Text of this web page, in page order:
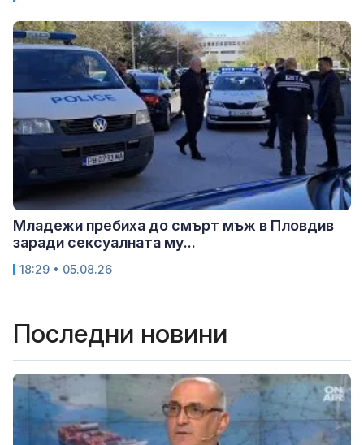
Младежи пребиха до смърт мъж в Пловдив
заради сексуалната му...
18:29 • 05.08.26
Последни новини